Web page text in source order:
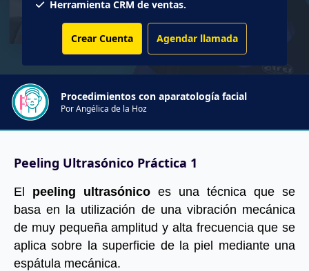
Herramienta CRM de ventas.
Crear Cuenta Agendar llamada
Procedimientos con aparatología facial
Por Angélica de la Hoz
Peeling Ultrasónico Práctica 1
El peeling ultrasónico es una técnica que se
basa en la utilización de una vibración mecánica
de muy pequeña amplitud y alta frecuencia que se
aplica sobre la superficie de la piel mediante una
espátula mecánica.